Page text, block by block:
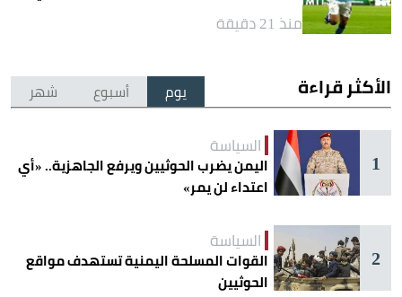
منذ 21 دقيقة
الأكثر قراءة يوم أسبوع شهر
1
السياسة
اليمن يضرب الحوثيين ويرفع الجاهزية.. «أي
اعتداء لن يمر»
2
السياسة
القوات المسلحة اليمنية تستهدف مواقع
الحوثيين